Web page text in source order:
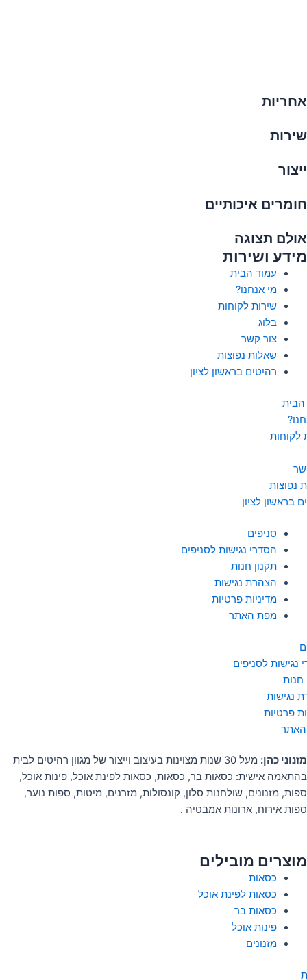
אחריות
שירות
ייצור
חומרים איכותיים
אולם תצוגה
מידע ושירות
עמוד הבית
מי אנחנו?
שירות לקוחות
בלוג
צור קשר
שאלות נפוצות
רהיטים בראשון לציון
הבית
לקוחות
נפוצות
בראשון לציון
סניפים
הסדרי נגישות לסניפים
תקנון חנות
הצהרת נגישות
מדיניות פרטיות
מפת האתר
נגישות לסניפים
חנות
נגישות
פרטיות
מזנוני כהן:
מעל 30 שנות מצוינות בעיצוב וייצור של מגוון רהיטים לבית
בהתאמה אישית: כסאות בר, כסאות, כסאות לפינת אוכל, פינות אוכל,
ספות, מזנונים, שולחנות סלון, קונסולות, מזרנים, מיטות, ספות נוער,
ספות אירוח, ארונות אמבטיה .
מוצרים מובילים
כסאות
כסאות לפינת אוכל
כסאות בר
פינות אוכל
מזנונים